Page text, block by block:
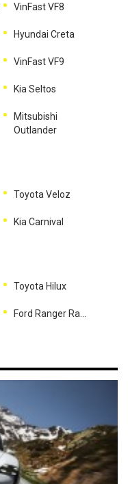
VinFast VF8
Hyundai Creta
VinFast VF9
Kia Seltos
Mitsubishi
Outlander
Toyota Veloz
Kia Carnival
Toyota Hilux